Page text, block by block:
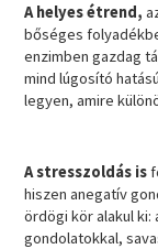
A helyes étrend,
bőséges
enzimben gazdag
mind lúgosító
legyen, amire
A stresszoldás is
hiszen anegatív
ördögi kör alakul
gondolatokkal,